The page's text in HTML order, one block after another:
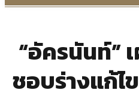
“อัครนันท์”
ชอบร่างแก้ไ